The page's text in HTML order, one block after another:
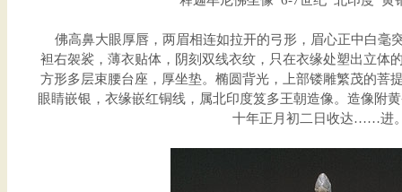
佛高鼻大眼厚唇，两眉相连如拉开的弓形，眉心正中白毫
袒右袈裟，薄衣贴体，阴刻双线衣纹，只在衣缘处塑出立体
方形多层束腰台座，厚坐垫。椭圆背光，上部镂雕繁茂的菩
眼睛嵌银，衣缘嵌红铜线，属北印度笈多王朝造像。造像
十年正月初二日收达……进